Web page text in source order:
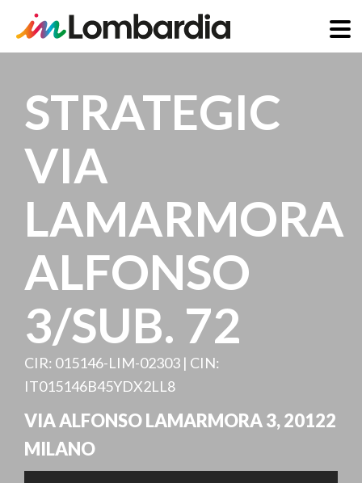
main
content
STRATEGIC
VIA
LAMARMORA
ALFONSO
3/SUB. 72
CIR: 015146-LIM-02303 | CIN:
IT015146B45YDX2LL8
VIA ALFONSO LAMARMORA 3,20122
MILANO